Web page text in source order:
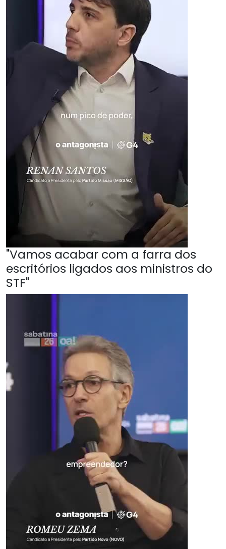
"Vamos acabar com a farra dos
escritórios ligados aos ministros do
STF"